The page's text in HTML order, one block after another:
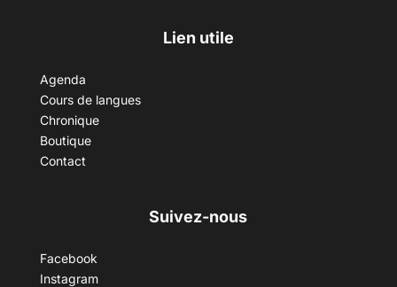
Lien utile
Agenda
Cours de langues
Chronique
Boutique
Contact
Suivez-nous
Facebook
Instagram